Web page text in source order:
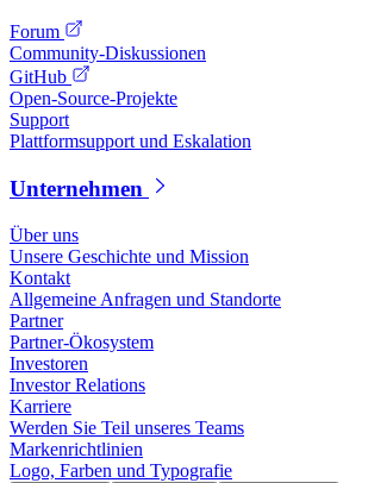
Forum
Community-Diskussionen
GitHub
Open-Source-Projekte
Support
Plattformsupport und Eskalation
Unternehmen
Über uns
Unsere Geschichte und Mission
Kontakt
Allgemeine Anfragen und Standorte
Partner
Partner-Ökosystem
Investoren
Investor Relations
Karriere
Werden Sie Teil unseres Teams
Markenrichtlinien
Logo, Farben und Typografie